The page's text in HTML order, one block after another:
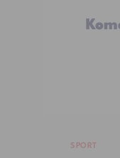
SPORT